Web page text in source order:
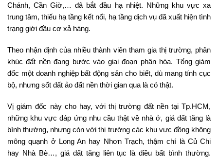
Chánh, Cần Giờ,… đã bắt đầu hạ nhiệt. Những khu vực xa
trung tâm, thiếu hạ tầng kết nối, hạ tầng dịch vụ đã xuất hiện tình
trạng giới đầu cơ xả hàng.
Theo nhận định của nhiều thành viên tham gia thị trường, phân
khúc đất nền đang bước vào giai đoạn phân hóa. Tổng giám
đốc một doanh nghiệp bất động sản cho biết, dù mang tính cục
bộ, nhưng sốt đất ảo đất nền thời gian qua là có thật.
Vị giám đốc này cho hay, với thị trường đất nền tại Tp.HCM,
những khu vực đáp ứng nhu cầu thật về nhà ở, giá đất tăng là
bình thường, nhưng còn với thị trường các khu vực đồng không
mông quạnh ở Long An hay Nhơn Trạch, thậm chí là Củ Chi
hay Nhà Bè…, giá đất tăng liên tục là điều bất bình thường.